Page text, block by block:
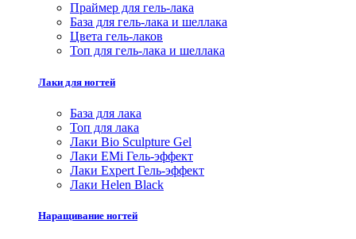
Праймер для гель-лака
База для гель-лака и шеллака
Цвета гель-лаков
Топ для гель-лака и шеллака
Лаки для ногтей
База для лака
Топ для лака
Лаки Bio Sculpture Gel
Лаки EMi Гель-эффект
Лаки Expert Гель-эффект
Лаки Helen Black
Наращивание ногтей